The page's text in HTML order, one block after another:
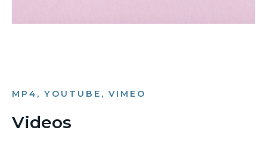
MP4, YOUTUBE, VIMEO
Videos